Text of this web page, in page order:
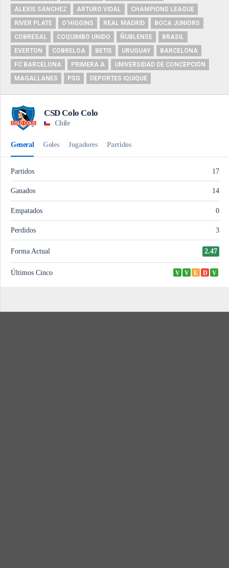
ALEXIS SÁNCHEZ
ARTURO VIDAL
CHAMPIONS LEAGUE
RIVER PLATE
O'HIGGINS REAL MADRID
BOCA JUNIORS
COBRESAL
COQUIMBO UNIDO ÑUBLENSE
BRASIL
EVERTON
COBRELOA BETIS URUGUAY
BARCELONA
FC BARCELONA
PRIMERA A
UNIVERSIDAD DE CONCEPCIÓN
MAGALLANES
PSG DEPORTES IQUIQUE